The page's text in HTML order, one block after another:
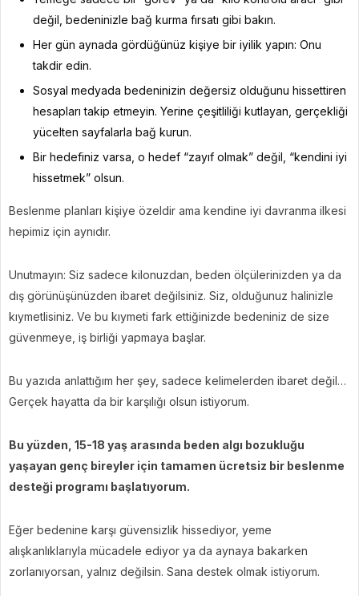
değil, bedeninizle bağ kurma fırsatı gibi bakın.
Her gün aynada gördüğünüz kişiye bir iyilik yapın: Onu
takdir edin.
Sosyal medyada bedeninizin değersiz olduğunu hissettiren
hesapları takip etmeyin. Yerine çeşitliliği kutlayan, gerçekliği
yücelten sayfalarla bağ kurun.
Bir hedefiniz varsa, o hedef “zayıf olmak” değil, “kendini iyi
hissetmek” olsun.
Beslenme planları kişiye özeldir ama kendine iyi davranma ilkesi
hepimiz için aynıdır.
Unutmayın: Siz sadece kilonuzdan, beden ölçülerinizden ya da
dış görünüşünüzden ibaret değilsiniz. Siz, olduğunuz halinizle
kıymetlisiniz. Ve bu kıymeti fark ettiğinizde bedeniniz de size
güvenmeye, iş birliği yapmaya başlar.
Bu yazıda anlattığım her şey, sadece kelimelerden ibaret değil…
Gerçek hayatta da bir karşılığı olsun istiyorum.
Bu yüzden, 15-18 yaş arasında beden algı bozukluğu
yaşayan genç bireyler için tamamen ücretsiz bir beslenme
desteği programı başlatıyorum.
Eğer bedenine karşı güvensizlik hissediyor, yeme
alışkanlıklarıyla mücadele ediyor ya da aynaya bakarken
zorlanıyorsan, yalnız değilsin. Sana destek olmak istiyorum.